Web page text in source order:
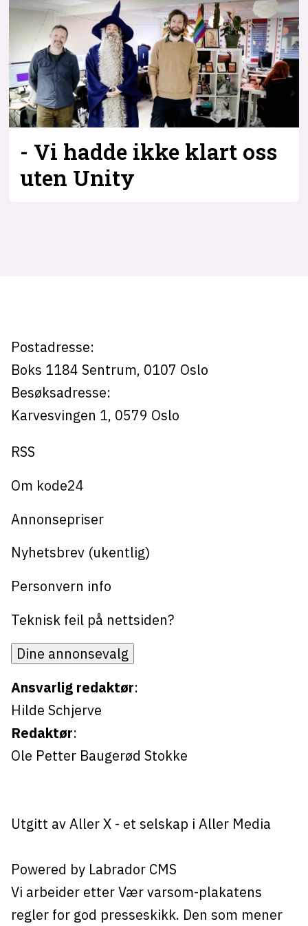
- Vi hadde ikke klart oss
uten Unity
Postadresse:
Boks 1184 Sentrum, 0107 Oslo
Besøksadresse:
Karvesvingen 1, 0579 Oslo
RSS
Om kode24
Annonsepriser
Nyhetsbrev (ukentlig)
Personvern info
Teknisk feil på nettsiden?
Dine annonsevalg
Ansvarlig redaktør:
Hilde Schjerve
Redaktør:
Ole Petter Baugerød Stokke
Utgitt av Aller X- et selskap i Aller Media
Powered by Labrador CMS
Vi arbeider etter Vær varsom-plakatens
regler for god presseskikk. Den som mener